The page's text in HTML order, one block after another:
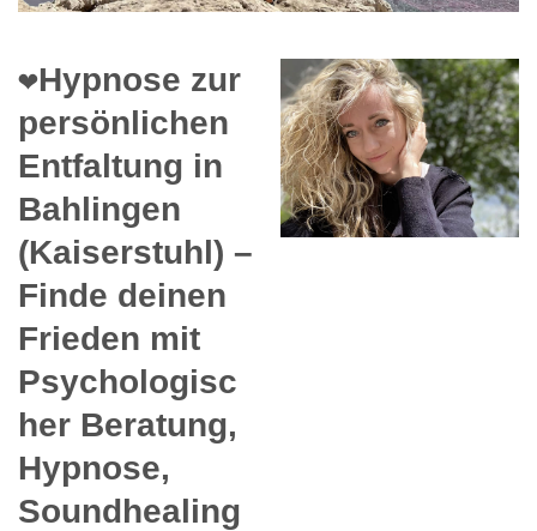
❤️Hypnose zur
persönlichen
Entfaltung in
Bahlingen
(Kaiserstuhl) –
Finde deinen
Frieden mit
Psychologisc
her Beratung,
Hypnose,
Soundhealing